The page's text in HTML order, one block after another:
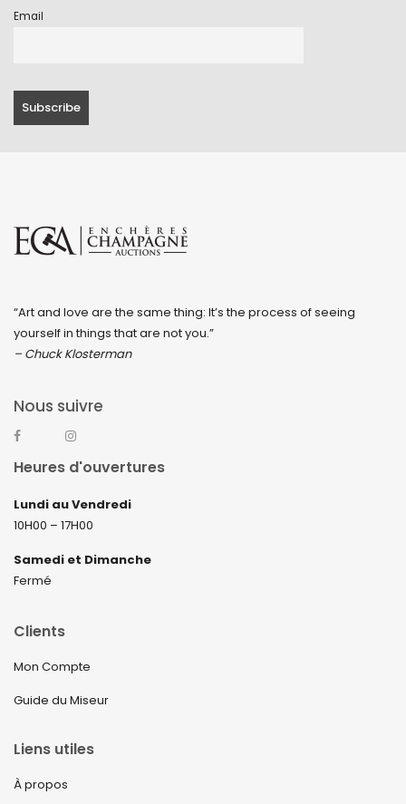
Email
“Art and love are the same thing: It’s the process of seeing
yourself in things that are not you.”
– Chuck Klosterman
Nous suivre
Heures d'ouvertures
Lundi au Vendredi
10H00 – 17H00
Samedi et Dimanche
Fermé
Clients
Mon Compte
Guide du Miseur
Liens utiles
À propos